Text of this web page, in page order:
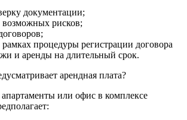
документации;
рисков;
процедуры регистрации договора
и аренды на длительный срок.
арендная плата?
апартаменты или офис в комплексе